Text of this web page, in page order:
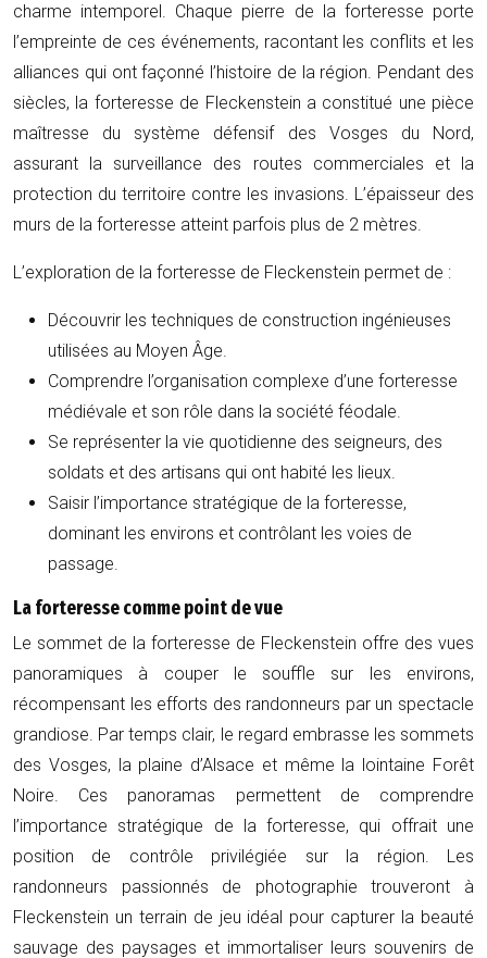
charme intemporel. Chaque pierre de la forteresse porte
l’empreinte de ces événements, racontant les conflits et les
alliances qui ont façonné l’histoire de la région. Pendant des
siècles, la forteresse de Fleckenstein a constitué une pièce
maîtresse du système défensif des Vosges du Nord,
assurant la surveillance des routes commerciales et la
protection du territoire contre les invasions. L’épaisseur des
murs de la forteresse atteint parfois plus de 2 mètres.
L’exploration de la forteresse de Fleckenstein permet de :
Découvrir les techniques de construction ingénieuses
utilisées au Moyen Âge.
Comprendre l’organisation complexe d’une forteresse
médiévale et son rôle dans la société féodale.
Se représenter la vie quotidienne des seigneurs, des
soldats et des artisans qui ont habité les lieux.
Saisir l’importance stratégique de la forteresse,
dominant les environs et contrôlant les voies de
passage.
La forteresse comme point de vue
Le sommet de la forteresse de Fleckenstein offre des vues
panoramiques à couper le souffle sur les environs,
récompensant les efforts des randonneurs par un spectacle
grandiose. Par temps clair, le regard embrasse les sommets
des Vosges, la plaine d’Alsace et même la lointaine Forêt
Noire. Ces panoramas permettent de comprendre
l’importance stratégique de la forteresse, qui offrait une
position de contrôle privilégiée sur la région. Les
randonneurs passionnés de photographie trouveront à
Fleckenstein un terrain de jeu idéal pour capturer la beauté
sauvage des paysages et immortaliser leurs souvenirs de